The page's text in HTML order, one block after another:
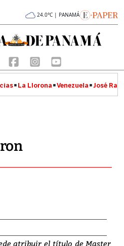
24.0°C | PANAMÁ
La Llorona Venezuela José
atribuir el título de Master